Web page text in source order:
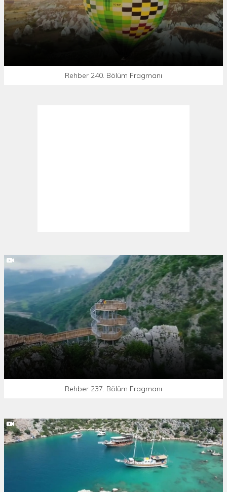
Rehber 240. Bölüm Fragmanı
Rehber 237. Bölüm Fragmanı